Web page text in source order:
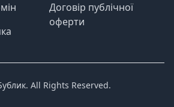
Договір публічної
оферти
. All Rights Reserved.